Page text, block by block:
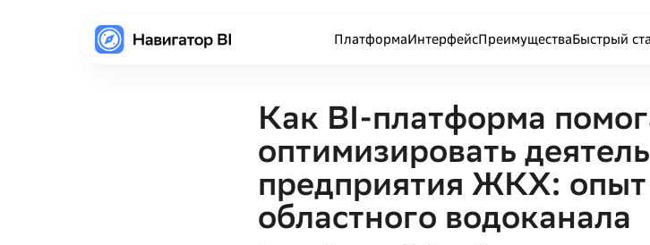
ПлатформаИнтерфейсПреимуществаБыстрый
Как BI-платформа
оптимизировать
предприятия ЖКХ: опыт
областного водоканала